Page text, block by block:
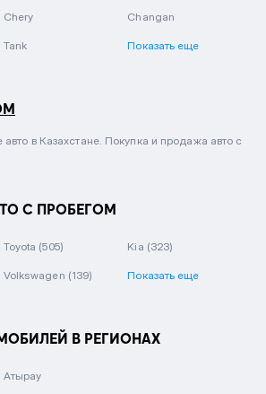
Chery Changan
Tank Показать еще
в Казахстане. Покупка и продажа авто с
С ПРОБЕГОМ
Toyota (505) Kia (323)
Volkswagen (139) Показать еще
В РЕГИОНАХ
Атырау